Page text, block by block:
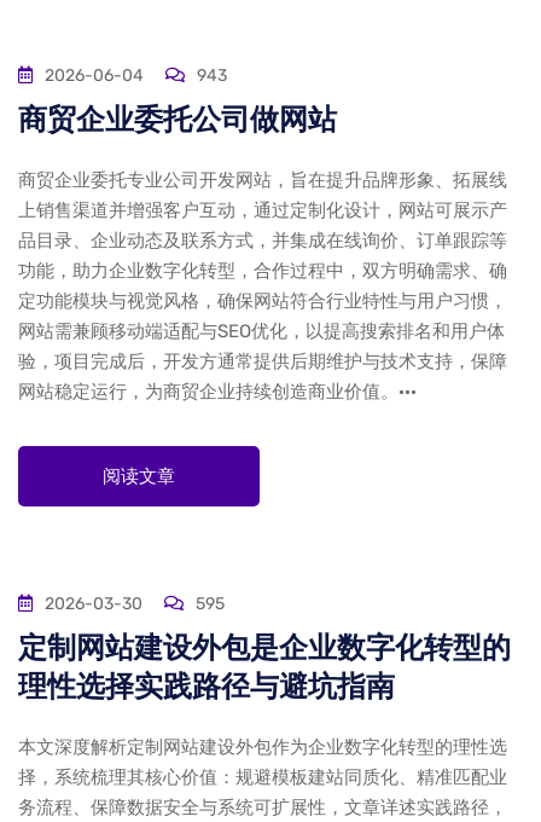
2026-06-04 943
商贸企业委托公司做网站
商贸企业委托专业公司开发网站，旨在提升品牌形象、拓展线
上销售渠道并增强客户互动，通过定制化设计，网站可展示产
品目录、企业动态及联系方式，并集成在线询价、订单跟踪等
功能，助力企业数字化转型，合作过程中，双方明确需求、确
定功能模块与视觉风格，确保网站符合行业特性与用户习惯，
网站需兼顾移动端适配与SEO优化，以提高搜索排名和用户体
验，项目完成后，开发方通常提供后期维护与技术支持，保障
网站稳定运行，为商贸企业持续创造商业价值。···
阅读文章
2026-03-30 595
定制网站建设外包是企业数字化转型的
理性选择实践路径与避坑指南
本文深度解析定制网站建设外包作为企业数字化转型的理性选
择，系统梳理其核心价值：规避模板建站同质化、精准匹配业
务流程、保障数据安全与系统可扩展性，文章详述实践路径，